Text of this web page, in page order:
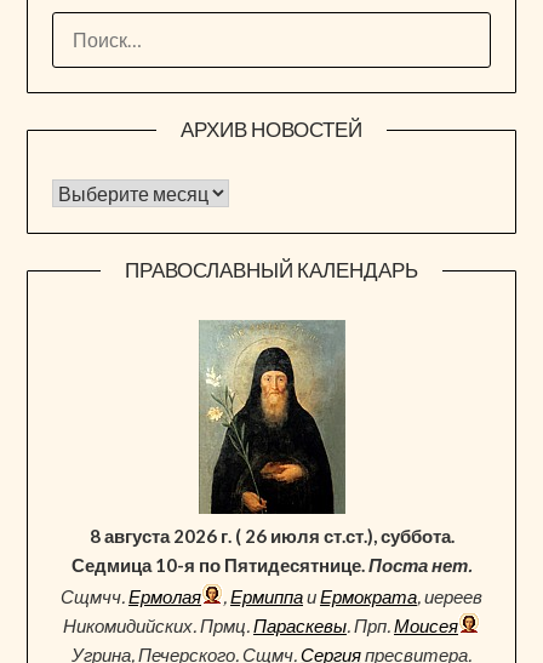
АРХИВ НОВОСТЕЙ
Архив новостей
ПРАВОСЛАВНЫЙ КАЛЕНДАРЬ
8 августа 2026 г. ( 26 июля ст.ст.), суббота.
Седмица 10-я по Пятидесятнице.Поста нет.
Сщмчч.Ермолая ,ЕрмиппаиЕрмократа, иереев
Никомидийских. Прмц.Параскевы. Прп.Моисея
Угрина, Печерского. Сщмч.Сергияпресвитера.